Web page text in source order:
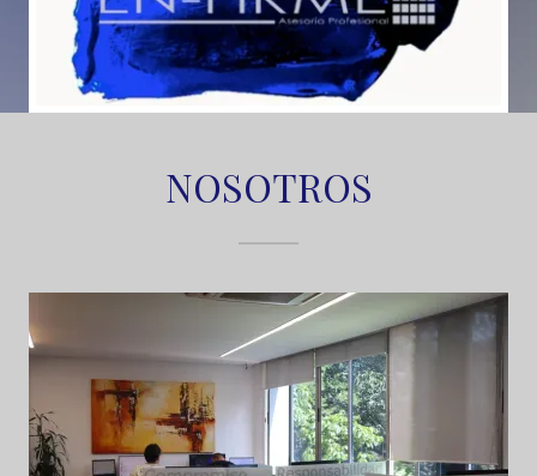
NOSOTROS